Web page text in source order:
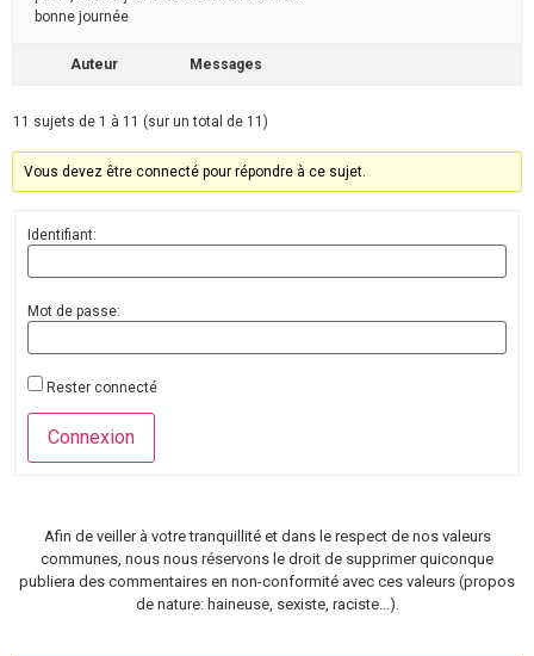
bonne journée
Auteur Messages
11 sujets de 1 à 11 (sur un total de 11)
Vous devez être connecté pour répondre à ce sujet.
Identifiant:
Mot de passe:
Rester connecté
Connexion
Afin de veiller à votre tranquillité et dans le respect de nos valeurs
communes, nous nous réservons le droit de supprimer quiconque
publiera des commentaires en non-conformité avec ces valeurs (propos
de nature: haineuse, sexiste, raciste…).